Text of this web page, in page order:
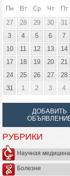
Пн Вт Ср Чт Пт
27
28 29 30 31
3
4 5 6 7
10
11 12 13 14
17
18 19 20 21
24
25 26 27 28
31
1 2 3 4
ДОБАВИТЬ
РУБРИКИ
Научная медицина
Болезни